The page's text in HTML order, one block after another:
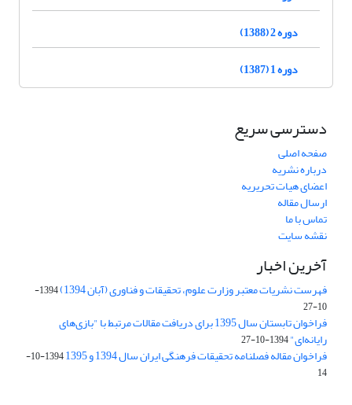
دوره 2 (1388)
دوره 1 (1387)
دسترسی سریع
صفحه اصلی
درباره نشریه
اعضای هیات تحریریه
ارسال مقاله
تماس با ما
نقشه سایت
آخرین اخبار
فهرست نشریات معتبر وزارت علوم، تحقیقات و فناوری (آبان 1394)
1394-
10-27
فراخوان تابستان سال 1395 برای دریافت مقالات مرتبط با "بازی‌های
رایانه‌ای"1394-10-27
فراخوان مقاله فصلنامه تحقیقات فرهنگی ایران سال 1394 و 1395
1394-10-
14